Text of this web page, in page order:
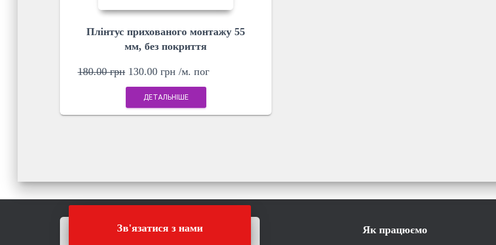
Плінтус прихованого монтажу 55
мм, без покриття
180.00грн 130.00 грн /м. пог
ДЕТАЛЬНІШЕ
Зв'язатися з нами Як працюємо